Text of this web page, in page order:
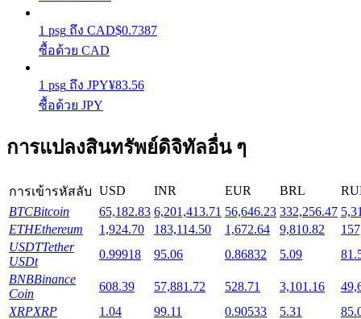
การลงทุนพิเศษสำหรับผู้ถือ BTR
เงินกู้
บริการยืมเงินที่ได้รับการสนับสนุนจาก Crypto
1 psg ถึง CAD$0.7387
ซื้อด้วย CAD
1 psg ถึง JPY¥83.56
ซื้อด้วย JPY
การแปลงสินทรัพย์ดิจิทัลอื่น ๆ
การเข้ารหัสลับ USD INR EUR BRL
BTCBitcoin 65,182.83 6,201,413.71 56,646.23 332,256.47
ETHEthereum 1,924.70 183,114.50 1,672.64 9,810.82
USDTTether
USDt
0.99918 95.06 0.86832 5.09
BNBBinance
Coin
608.39 57,881.72 528.71 3,101.16
XRPXRP 1.04 99.11 0.90533 5.31